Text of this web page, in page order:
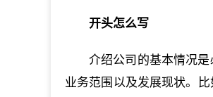
开头怎么写
介绍公司的基本情况
业务范围以及发展现状。